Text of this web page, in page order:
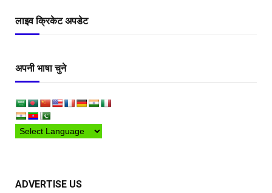
लाइव क्रिकेट अपडेट
अपनी भाषा चुने
ADVERTISE US